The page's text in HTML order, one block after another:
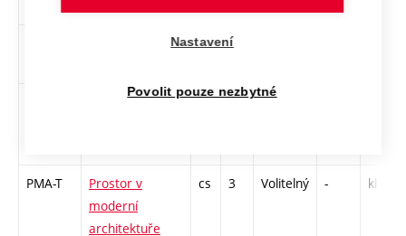
Marketing pro
en 2
Odborná
en 2 Volitelný
PMA-T
Prostor v
moderní
architektuře
cs 3 Volitelný - kl
Nastavení
Povolit pouze nezbytné